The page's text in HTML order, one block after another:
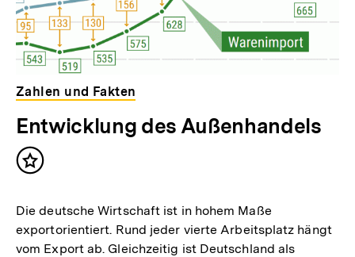
Zahlen und Fakten
Entwicklung des Außenhandels
Inhalt
Die deutsche Wirtschaft ist in hohem Maße
exportorientiert. Rund jeder vierte Arbeitsplatz hängt
vom Export ab. Gleichzeitig ist Deutschland als